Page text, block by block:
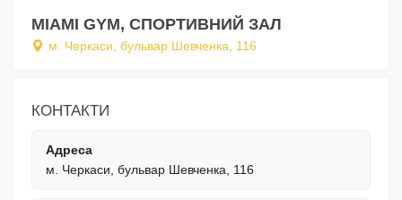
MIAMI GYM, СПОРТИВНИЙ ЗАЛ
м. Черкаси, бульвар Шевченка, 116
КОНТАКТИ
Адреса
м. Черкаси, бульвар Шевченка, 116